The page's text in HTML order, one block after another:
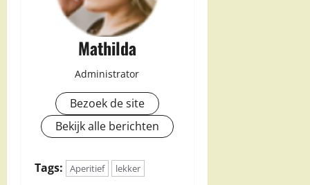
Mathilda
Administrator
Bezoek de site
Bekijk alle berichten
Tags: Aperitief lekker